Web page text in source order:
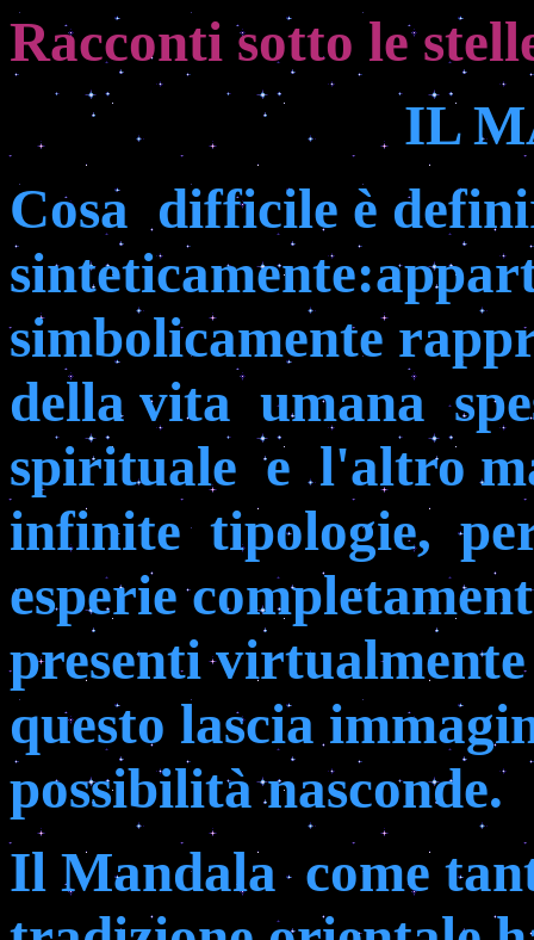
Racconti sotto le
IL
Cosa difficile è
simbolicamente
della vita umana
spirituale e l'altro
infinite tipologie,
esperie
presenti
questo lascia
possibilità nasconde.
Il Mandala come